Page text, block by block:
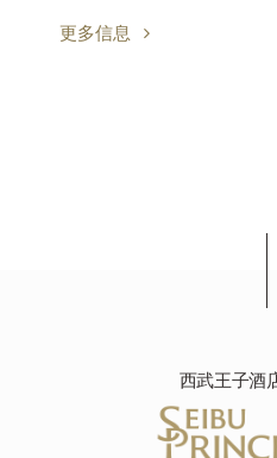
更多信息
西武王子酒